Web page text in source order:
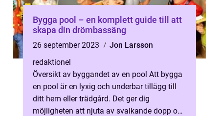
Bygga pool – en komplett guide till att
skapa din drömbassäng
26 september 2023
Jon Larsson
redaktionel
Översikt av byggandet av en pool Att bygga
en pool är en lyxig och underbar tillägg till
ditt hem eller trädgård. Det ger dig
möjligheten att njuta av svalkande dopp och